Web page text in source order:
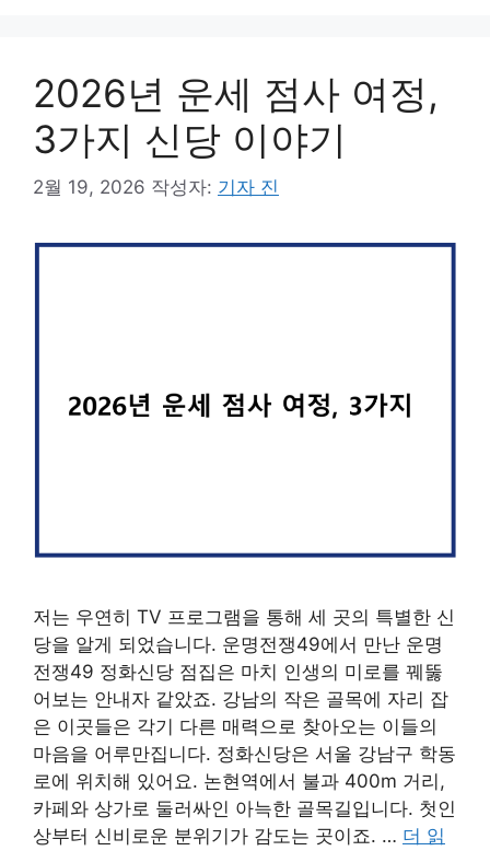
2026년 운세 점사 여정,
3가지 신당 이야기
2월 19, 2026 작성자: 기자 진
저는 우연히 TV 프로그램을 통해 세 곳의 특별한 신
당을 알게 되었습니다. 운명전쟁49에서 만난 운명
전쟁49 정화신당 점집은 마치 인생의 미로를 꿰뚫
어보는 안내자 같았죠. 강남의 작은 골목에 자리 잡
은 이곳들은 각기 다른 매력으로 찾아오는 이들의
마음을 어루만집니다. 정화신당은 서울 강남구 학동
로에 위치해 있어요. 논현역에서 불과 400m 거리,
카페와 상가로 둘러싸인 아늑한 골목길입니다. 첫인
상부터 신비로운 분위기가 감도는 곳이죠. … 더 읽